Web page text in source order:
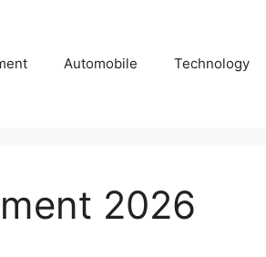
Automobile Technology
2026